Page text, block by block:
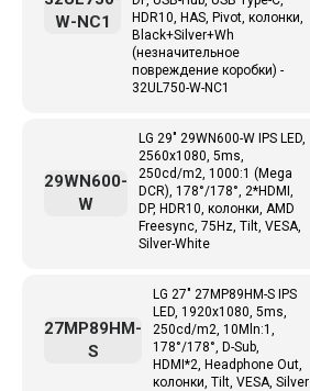
HDR10, HAS, Pivot, колонки,
Black+Silver+Wh
(незначительное
повреждение коробки) -
32UL750-W-NC1
W-NC1
LG 29" 29WN600-W IPS LED,
2560x1080, 5ms,
250cd/m2, 1000:1 (Mega
DCR), 178°/178°, 2*HDMI,
DP, HDR10, колонки, AMD
Freesync, 75Hz, Tilt, VESA,
Silver-White
29WN600-
W
LG 27" 27MP89HM-S IPS
LED, 1920x1080, 5ms,
250cd/m2, 10Mln:1,
178°/178°, D-Sub,
HDMI*2, Headphone Out,
колонки, Tilt, VESA, Silver
27MP89HM-
S